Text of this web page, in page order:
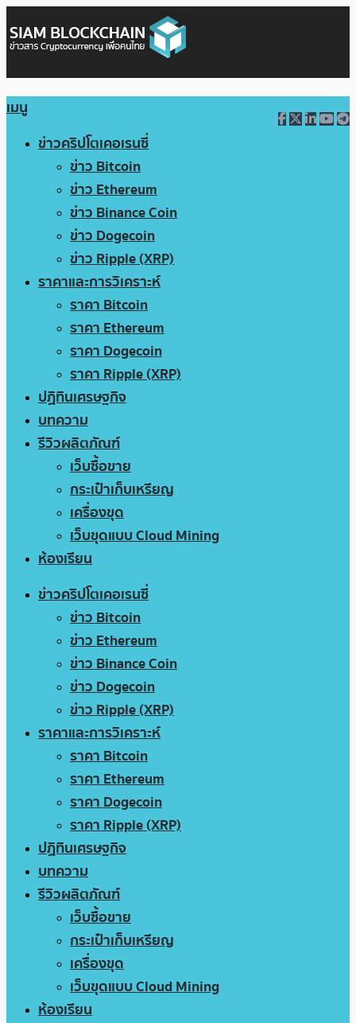
เมนู
ข่าวคริปโตเคอเรนซี่
ข่าว Bitcoin
ข่าว Ethereum
ข่าว Binance Coin
ข่าว Dogecoin
ข่าว Ripple (XRP)
ราคาและการวิเคราะห์
ราคา Bitcoin
ราคา Ethereum
ราคา Dogecoin
ราคา Ripple (XRP)
ปฏิทินเศรษฐกิจ
บทความ
รีวิวผลิตภัณฑ์
เว็บซื้อขาย
กระเป๋าเก็บเหรียญ
เครื่องขุด
เว็บขุดแบบ Cloud Mining
ห้องเรียน
ข่าวคริปโตเคอเรนซี่
ข่าว Bitcoin
ข่าว Ethereum
ข่าว Binance Coin
ข่าว Dogecoin
ข่าว Ripple (XRP)
ราคาและการวิเคราะห์
ราคา Bitcoin
ราคา Ethereum
ราคา Dogecoin
ราคา Ripple (XRP)
ปฏิทินเศรษฐกิจ
บทความ
รีวิวผลิตภัณฑ์
เว็บซื้อขาย
กระเป๋าเก็บเหรียญ
เครื่องขุด
เว็บขุดแบบ Cloud Mining
ห้องเรียน